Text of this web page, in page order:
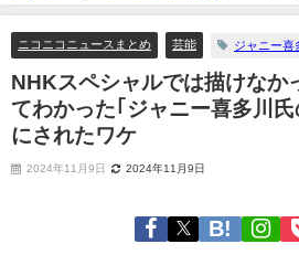
出演してわかった｢ジャニー喜多川氏の性加害｣が野
ニコニコニュースまとめ 芸能 ジャニー喜
NHKスペシャルでは描けな
てわかった｢ジャニー喜多川
にされたワケ
2024年11月9日 2024年11月9日